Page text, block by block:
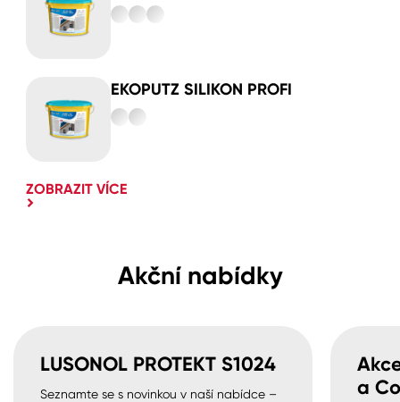
EKOPUTZ SILIKON PROFI
ZOBRAZIT VÍCE
Akční nabídky
LUSONOL PROTEKT S1024
Seznamte se s novinkou v naší nabídce –
a